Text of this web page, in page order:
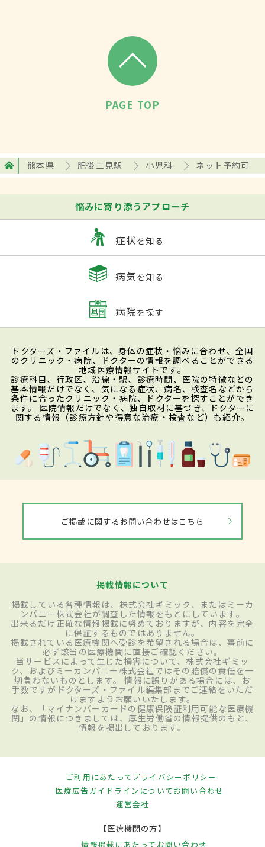
PAGE TOP
熊本県 肥後二見駅 小児科 ネット予約可
悩みに寄り添うアプローチ
症状を知る
病気を知る
病院を探す
ドクターズ・ファイルは、身体の症状・悩みに合わせ、全国
のクリニック・病院、ドクターの情報を調べることができる
地域医療情報サイトです。
診療科目、行政区、沿線・駅、診療時間、医院の特徴などの
基本情報だけでなく、気になる症状、病名、検査名などから
条件に合ったクリニック・病院、ドクターを探すことができ
ます。 医院情報だけでなく、独自取材に基づき、ドクターに
関する情報（診療方針や得意な治療・検査など）も紹介。
ご掲載に関するお問い合わせはこちら
掲載情報について
掲載している各種情報は、株式会社ギミック、またはミーカ
ンパニー株式会社が調査した情報をもとにしています。
出来るだけ正確な情報掲載に努めておりますが、内容を完全
に保証するものではありません。
掲載されている医療機関へ受診を希望される場合は、事前に
必ず該当の医療機関に直接ご確認ください。
当サービスによって生じた損害について、株式会社ギミッ
ク、およびミーカンパニー株式会社ではその賠償の責任を一
切負わないものとします。 情報に誤りがある場合には、お
手数ですがドクターズ・ファイル編集部までご連絡をいただ
けますようお願いいたします。
なお、「マイナンバーカードの健康保険証利用可能な医療機
関」の情報につきましては、厚生労働省の情報提供のもと、
情報を掲出しております。
ご利用にあたってプライバシーポリシー
医療広告ガイドラインについてお問い合わせ
運営会社
【医療機関の方】
情報掲載にあたって お問い合わせ